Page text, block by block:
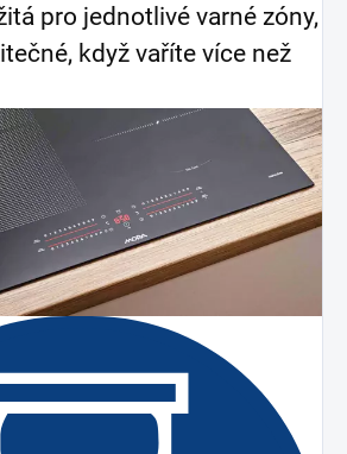
pro jednotlivé varné zóny,
když vaříte více než